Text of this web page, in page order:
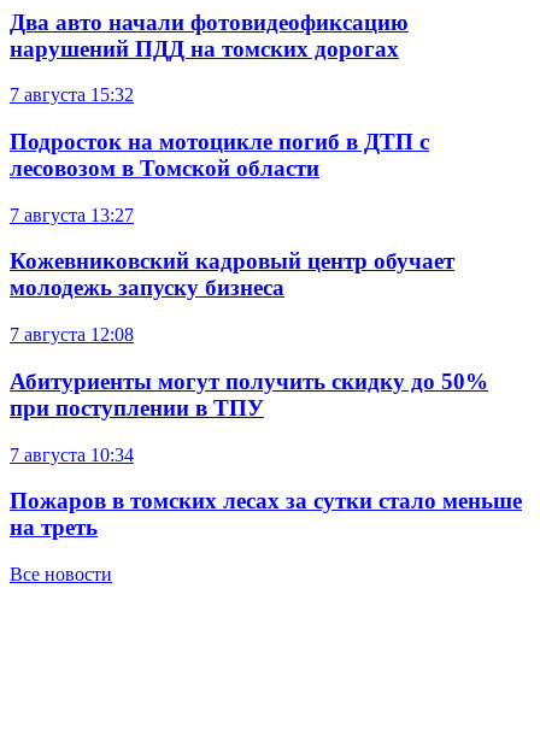
Два авто начали фотовидеофиксацию
нарушений ПДД на томских дорогах
7 августа 15:32
Подросток на мотоцикле погиб в ДТП с
лесовозом в Томской области
7 августа 13:27
Кожевниковский кадровый центр обучает
молодежь запуску бизнеса
7 августа 12:08
Абитуриенты могут получить скидку до 50%
при поступлении в ТПУ
7 августа 10:34
Пожаров в томских лесах за сутки стало меньше
на треть
Все новости